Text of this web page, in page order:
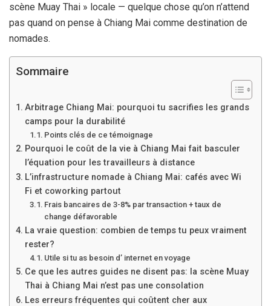
scène Muay Thai » locale — quelque chose qu’on n’attend
pas quand on pense à Chiang Mai comme destination de
nomades.
Sommaire
Arbitrage Chiang Mai: pourquoi tu sacrifies les grands
camps pour la durabilité
Points clés de ce témoignage
Pourquoi le coût de la vie à Chiang Mai fait basculer
l’équation pour les travailleurs à distance
L’infrastructure nomade à Chiang Mai: cafés avec Wi
Fi et coworking partout
Frais bancaires de 3-8% par transaction + taux de
change défavorable
La vraie question: combien de temps tu peux vraiment
rester?
Utile si tu as besoin d’ internet en voyage
Ce que les autres guides ne disent pas: la scène Muay
Thai à Chiang Mai n’est pas une consolation
Les erreurs fréquentes qui coûtent cher aux